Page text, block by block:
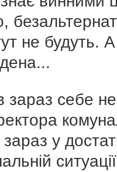
не будуть.
зараз себе
у